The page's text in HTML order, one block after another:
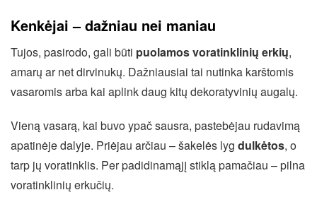
Kenkėjai – dažniau nei maniau
Tujos, pasirodo, gali būti puolamos voratinklinių erkių,
amarų ar net dirvinukų. Dažniausiai tai nutinka karštomis
vasaromis arba kai aplink daug kitų dekoratyvinių augalų.
Vieną vasarą, kai buvo ypač sausra, pastebėjau rudavimą
apatinėje dalyje. Priėjau arčiau – šakelės lyg dulkėtos, o
tarp jų voratinklis. Per padidinamąjį stiklą pamačiau – pilna
voratinklinių erkučių.